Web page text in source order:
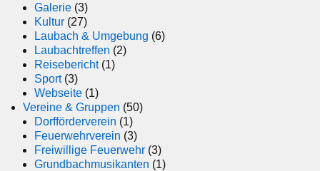
Galerie (3)
Kultur (27)
Laubach & Umgebung (6)
Laubachtreffen (2)
Reisebericht(1)
Sport(3)
Webseite (1)
Vereine & Gruppen (50)
Dorfförderverein (1)
Feuerwehrverein (3)
Freiwillige Feuerwehr (3)
Grundbachmusikanten (1)